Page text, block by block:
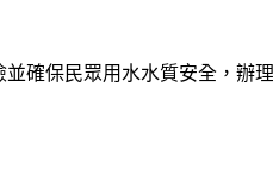
確保民眾用水水質安全，辦